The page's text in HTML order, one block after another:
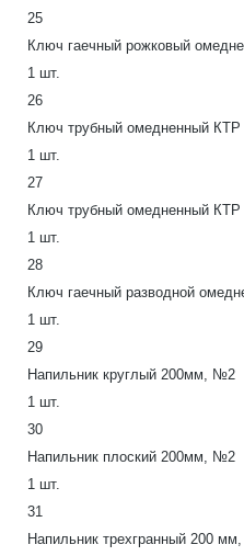
25
Ключ гаечный рожковый
1 шт.
26
Ключ трубный омедненный КТР
1 шт.
27
Ключ трубный омедненный КТР
1 шт.
28
Ключ гаечный разводной
1 шт.
29
Напильник круглый 200мм, №2
1 шт.
30
Напильник плоский 200мм, №2
1 шт.
31
Напильник трехгранный 200